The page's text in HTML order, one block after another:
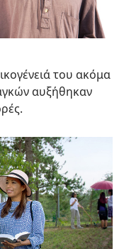
του ακόμα
αυξήθηκαν